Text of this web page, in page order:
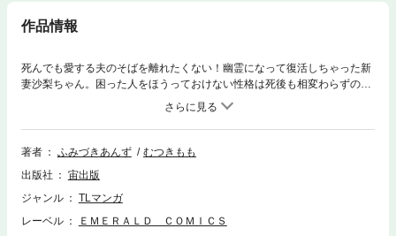
作品情報
死んでも愛する夫のそばを離れたくない！幽霊になって復活しちゃった新
妻沙梨ちゃん。困った人をほうっておけない性格は死後も相変わらずのよ
うで、恋に悩む女のコたちのカラダに入っては、夜な夜なＨな人助けをし
著者 ふみづきあんず
むつきもも
出版社
宙出版
ジャンル
TLマンガ
レーベル
ＥＭＥＲＡＬＤ ＣＯＭＩＣＳ